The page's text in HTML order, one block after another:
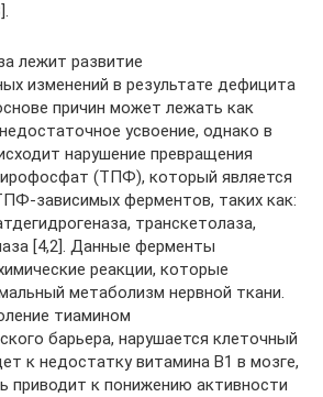
лежит развитие
изменений в результате дефицита
причин может лежать как
усвоение, однако в
нарушение превращения
(ТПФ), который является
зависимых ферментов, таких как:
транскетолаза,
[4,2]. Данные ферменты
реакции, которые
метаболизм нервной ткани.
тиамином
барьера, нарушается клеточный
к недостатку витамина B1 в мозге,
приводит к понижению активности